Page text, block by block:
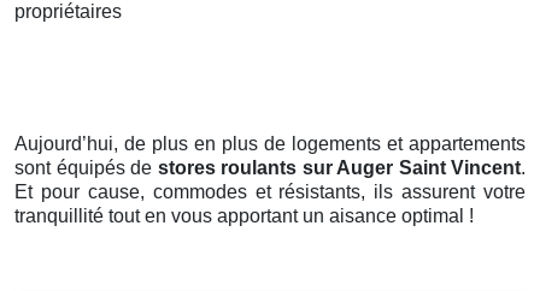
propriétaires
Aujourd’hui, de plus en plus de logements et appartements
sont équipés de stores roulants sur Auger Saint Vincent.
Et pour cause, commodes et résistants, ils assurent votre
tranquillité tout en vous apportant un aisance optimal !